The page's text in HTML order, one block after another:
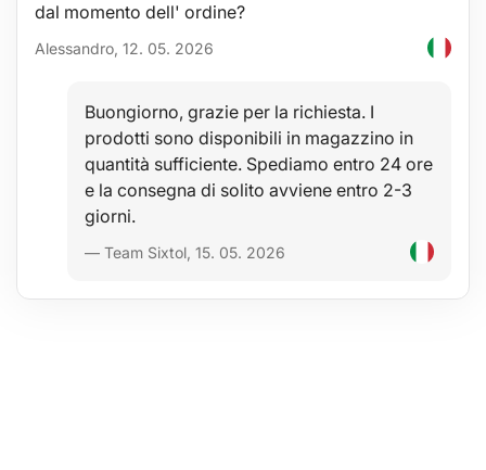
dal momento dell' ordine?
Alessandro, 12. 05. 2026
Buongiorno, grazie per la richiesta. I
prodotti sono disponibili in magazzino in
quantità sufficiente. Spediamo entro 24 ore
e la consegna di solito avviene entro 2-3
giorni.
— Team Sixtol, 15. 05. 2026